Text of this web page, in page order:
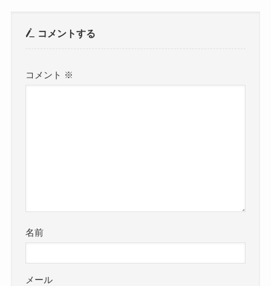
コメントする
コメント ※
名前
メール